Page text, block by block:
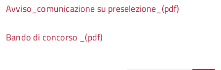
Avviso_comunicazione su preselezione_(pdf)
Bando di concorso _(pdf)